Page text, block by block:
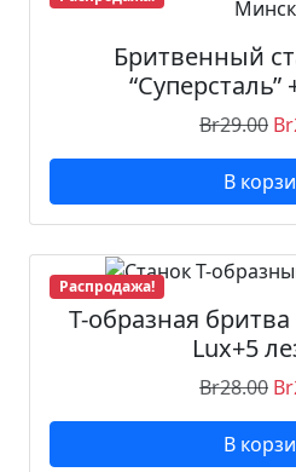
Бритвенный
“Суперсталь”
Br29.00 Br
В
Распродажа!
Т-образная
Lux+5
Br28.00 Br
В